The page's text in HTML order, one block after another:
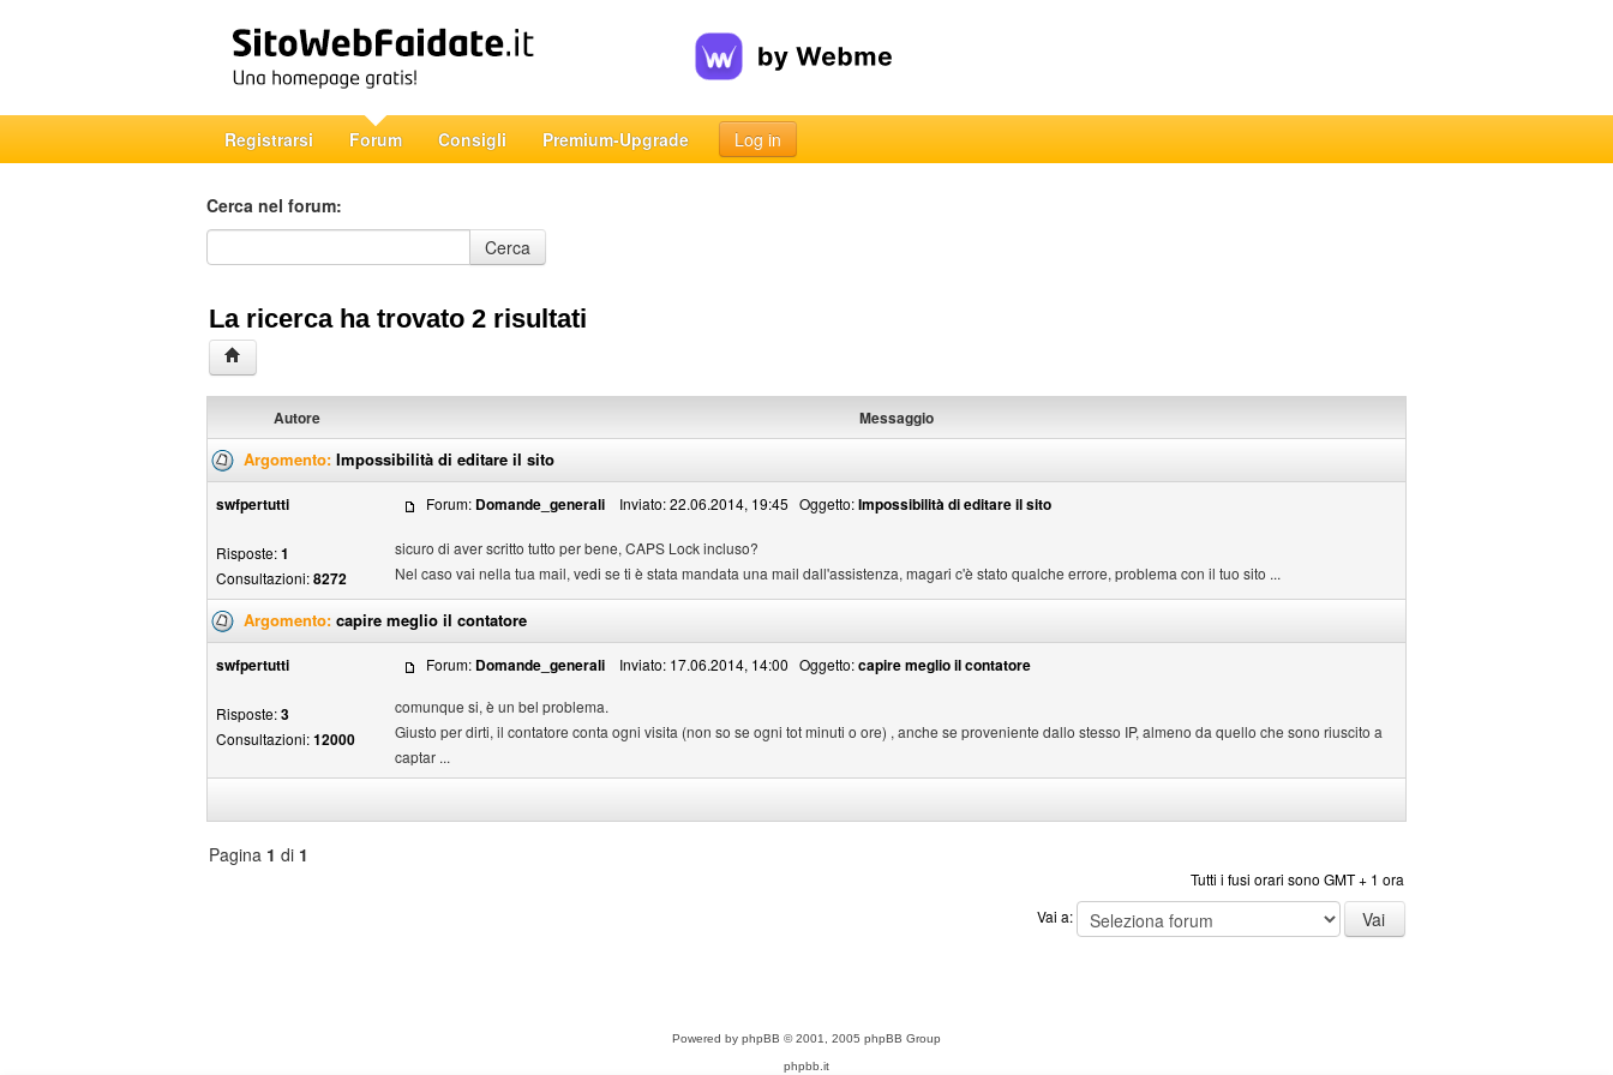
Registrarsi Forum Consigli Premium-Upgrade Log in
Cerca nel forum:
Cerca nel forum
Cerca
La ricerca ha trovato 2 risultati
Autore Messaggio
Argomento: Impossibilità di editare il sito
swfpertutti
Risposte:1
Consultazioni:8272
Forum: Domande_generali Inviato: 22.06.2014, 19:45 Oggetto:Impossibilità di editare il sito
sicuro di aver scritto tutto per bene, CAPS Lock incluso?
Nel caso vai nella tua mail, vedi se ti è stata mandata una mail dall'assistenza, magari c'è stato qualche errore, problema con il tuo sito ...
Argomento: capire meglio il contatore
swfpertutti
Risposte:3
Consultazioni:12000
Forum: Domande_generali Inviato: 17.06.2014, 14:00 Oggetto:capire meglio il contatore
comunque si, è un bel problema.
Giusto per dirti, il contatore conta ogni visita (non so se ogni tot minuti o ore) , anche se proveniente dallo stesso IP, almeno da quello che sono riuscito a
captar ...
Pagina 1 di 1
Tutti i fusi orari sono GMT + 1 ora
Vai a:
Powered by phpBB © 2001, 2005 phpBB Group
phpbb.it